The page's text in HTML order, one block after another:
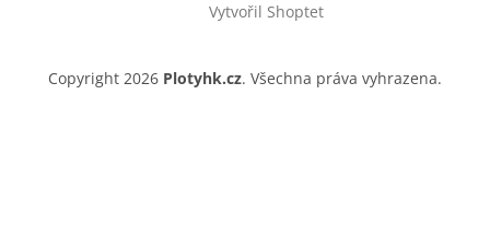
Vytvořil Shoptet
Copyright 2026 Plotyhk.cz. Všechna práva vyhrazena.